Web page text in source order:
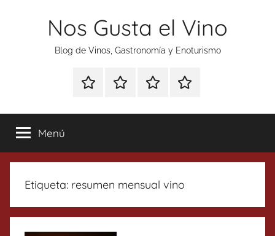
Nos Gusta el Vino
Blog de Vinos, Gastronomía y Enoturismo
Especial
Tonics
Enoturismo
Gastronomía
RankingContacto
Menú
Etiqueta: resumen mensual vino